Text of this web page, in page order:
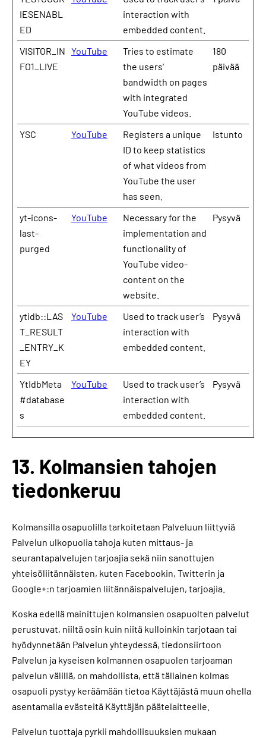
IESENABL
ED
interaction with
embedded content.
VISITOR_IN
FO1_LIVE
YouTube
Tries to estimate
the users'
bandwidth on pages
with integrated
YouTube videos.
180
päivää
YSC YouTube
Registers a unique
ID to keep statistics
of what videos from
YouTube the user
has seen.
Istunto
yt-icons-
last-
purged
YouTube
Necessary for the
implementation and
functionality of
YouTube video-
content on the
website.
Pysyvä
ytidb::LAS
T_RESULT
_ENTRY_K
EY
YouTube
Used to track user’s
interaction with
embedded content.
Pysyvä
YtIdbMeta
#database
s
YouTube
Used to track user’s
interaction with
embedded content.
Pysyvä
13. Kolmansien tahojen
tiedonkeruu
Kolmansilla osapuolilla tarkoitetaan Palveluun liittyviä
Palvelun ulkopuolia tahoja kuten mittaus- ja
seurantapalvelujen tarjoajia sekä niin sanottujen
yhteisöliitännäisten, kuten Facebookin, Twitterin ja
Google+:n tarjoamien liitännäispalvelujen, tarjoajia.
Koska edellä mainittujen kolmansien osapuolten palvelut
perustuvat, niiltä osin kuin niitä kulloinkin tarjotaan tai
hyödynnetään Palvelun yhteydessä, tiedonsiirtoon
Palvelun ja kyseisen kolmannen osapuolen tarjoaman
palvelun välillä, on mahdollista, että tällainen kolmas
osapuoli pystyy keräämään tietoa Käyttäjästä muun ohella
asentamalla evästeitä Käyttäjän päätelaitteelle.
Palvelun tuottaja pyrkii mahdollisuuksien mukaan